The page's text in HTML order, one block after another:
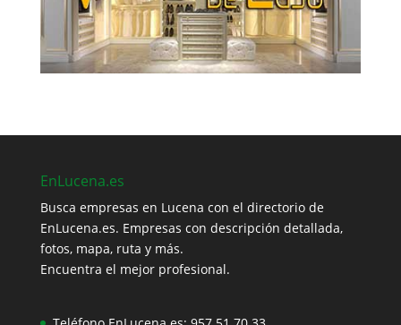
EnLucena.es
Busca empresas en Lucena con el directorio de
EnLucena.es. Empresas con descripción detallada,
fotos, mapa, ruta y más.
Encuentra el mejor profesional.